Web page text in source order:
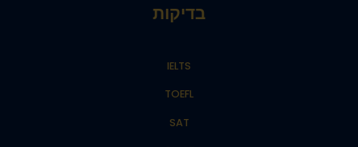
בדיקות
IELTS
TOEFL
SAT